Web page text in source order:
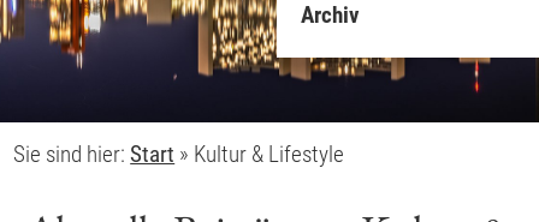
Archiv
Sie sind hier:Start » Kultur & Lifestyle